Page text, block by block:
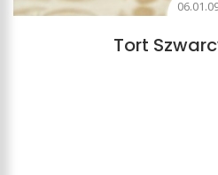
Tort